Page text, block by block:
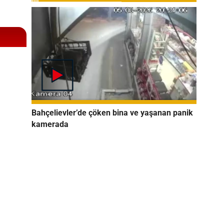
Bahçelievler’de çöken bina ve yaşanan panik
kamerada